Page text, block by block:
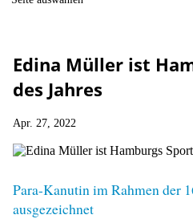
Edina Müller ist
des Jahres
Apr. 27, 2022
Para-Kanutin im Rahmen der
ausgezeichnet